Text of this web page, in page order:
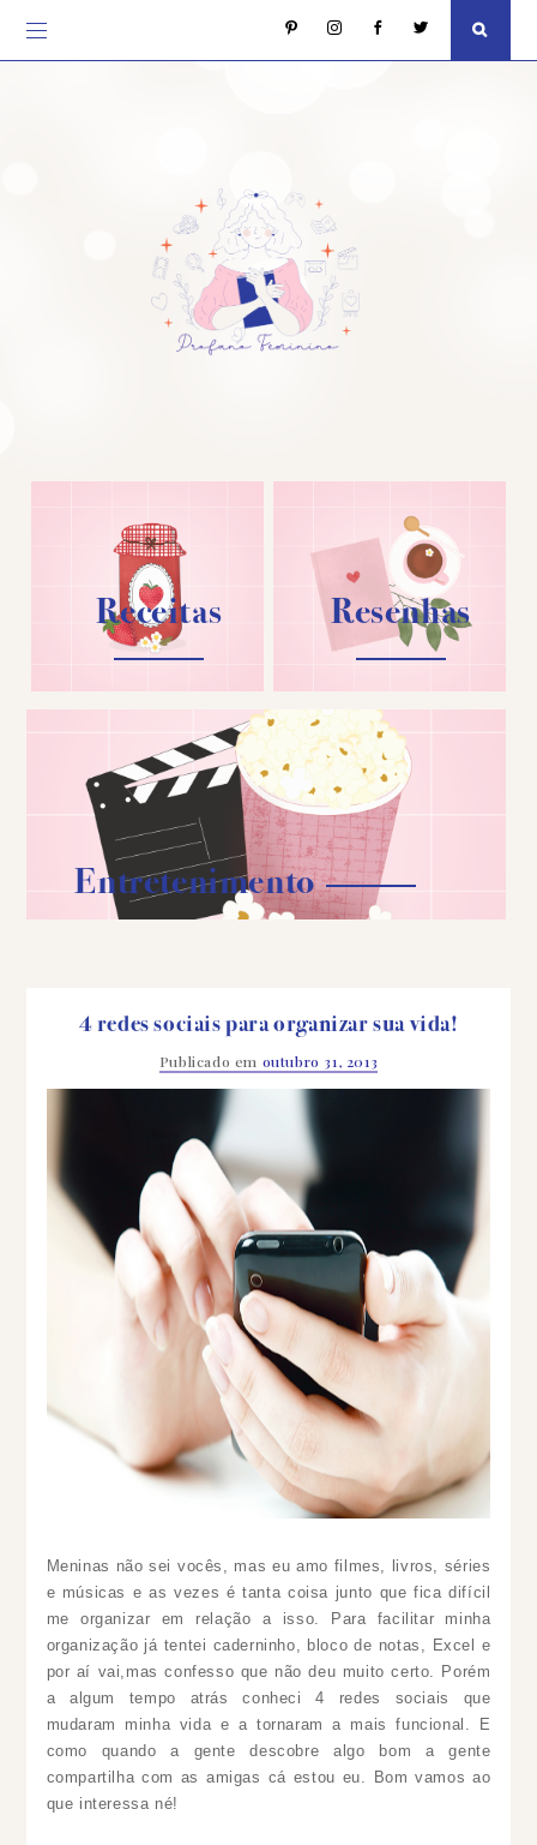
Receitas Resenhas
Entretenimento
4 redes sociais para organizar sua vida!
Publicado em outubro 31, 2013
Meninas não sei vocês, mas eu amo filmes, livros, séries
e músicas e as vezes é tanta coisa junto que fica difícil
me organizar em relação a isso. Para facilitar minha
organização já tentei caderninho, bloco de notas, Excel e
por aí vai,mas confesso que não deu muito certo. Porém
a algum tempo atrás conheci 4 redes sociais que
mudaram minha vida e a tornaram a mais funcional. E
como quando a gente descobre algo bom a gente
compartilha com as amigas cá estou eu. Bom vamos ao
que interessa né!